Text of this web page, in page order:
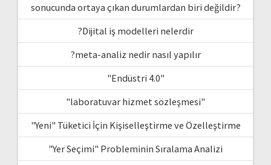
sonucunda ortaya çıkan durumlardan biri değildir?
?Dijital iş modelleri nelerdir
?meta-analiz nedir nasıl yapılır
"Endüstri 4.0"
"laboratuvar hizmet sözleşmesi"
"Yeni" Tüketici İçin Kişiselleştirme ve Özelleştirme
"Yer Seçimi" Probleminin Sıralama Analizi